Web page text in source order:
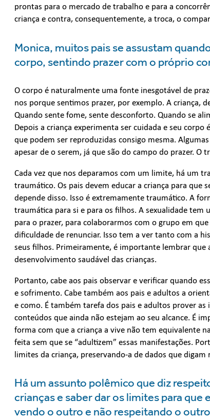
prontas para o mercado de trabalho e para a
criança e contra, consequentemente, a troca, o
Monica, muitos pais se assustam
corpo, sentindo prazer com o próprio
O corpo é naturalmente uma fonte inesgotável de
nos porque sentimos prazer, por exemplo. A criança,
Quando sente fome, sente desconforto. Quando se
Depois a criança experimenta ser cuidada e seu
que podem ser reproduzidas consigo mesma.
apesar de o serem, já que são do campo do prazer.
Cada vez que nos deparamos com um limite, há um
traumático. Os pais devem educar a criança para que
depende disso. Isso é extremamente traumático. A
traumática para si e para os filhos. A sexualidade
para o prazer, para colaborarmos com o grupo em
dificuldade de renunciar. Isso tem a ver tanto com a
seus filhos. Primeiramente, é importante lembrar que
desenvolvimento saudável das crianças.
Portanto, cabe aos pais observar e verificar quando
e sofrimento. Cabe também aos pais e adultos a
e como. É também tarefa dos pais e adultos prover
conteúdos que ainda não estejam ao seu alcance. É
forma com que a criança a vive não tem equivalente
feita sem que se “adultizem” essas manifestações.
limites da criança, preservando-a de dados que
Há um assunto polêmico que diz
crianças e saber dar os limites para que
vendo o outro e não respeitando o